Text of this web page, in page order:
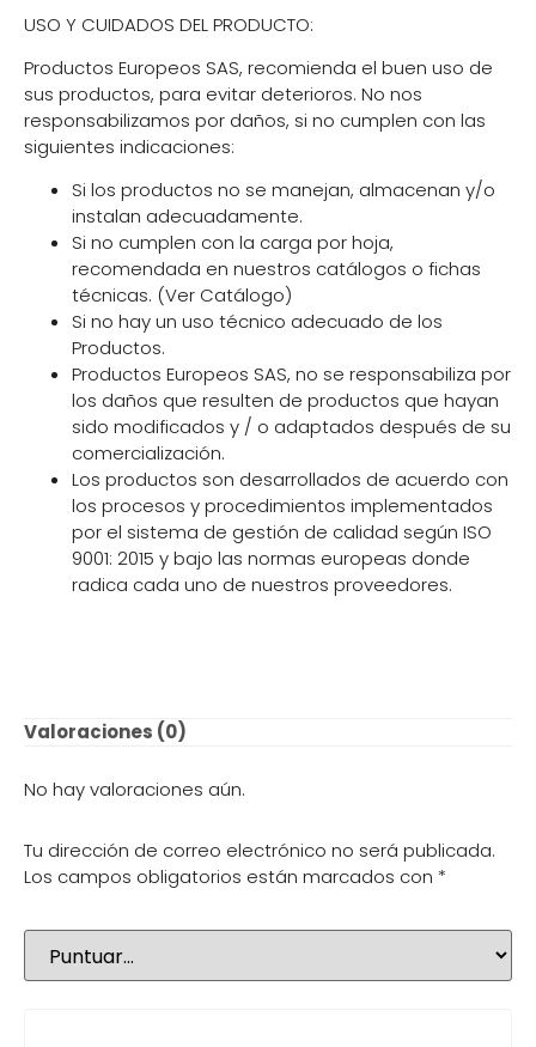
USO Y CUIDADOS DEL PRODUCTO:
Productos Europeos SAS, recomienda el buen uso de
sus productos, para evitar deterioros. No nos
responsabilizamos por daños, si no cumplen con las
siguientes indicaciones:
Si los productos no se manejan, almacenan y/o
instalan adecuadamente.
Si no cumplen con la carga por hoja,
recomendada en nuestros catálogos o fichas
técnicas. (Ver Catálogo)
Si no hay un uso técnico adecuado de los
Productos.
Productos Europeos SAS, no se responsabiliza por
los daños que resulten de productos que hayan
sido modificados y / o adaptados después de su
comercialización.
Los productos son desarrollados de acuerdo con
los procesos y procedimientos implementados
por el sistema de gestión de calidad según ISO
9001: 2015 y bajo las normas europeas donde
radica cada uno de nuestros proveedores.
Valoraciones (0)
No hay valoraciones aún.
Tu dirección de correo electrónico no será publicada.
Los campos obligatorios están marcados con *